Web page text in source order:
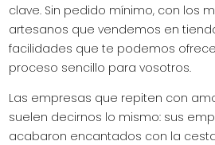
clave. Sin pedido mínimo, con los
artesanos que vendemos en
facilidades que te podemos
proceso sencillo para vosotros.
Las empresas que repiten con
suelen decirnos lo mismo: sus
acabaron encantados con la